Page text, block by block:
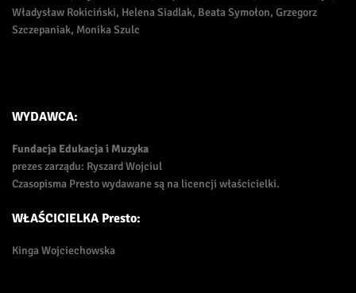
Władysław Rokiciński, Helena Siadlak, Beata Symołon, Grzegorz
Szczepaniak, Monika Szulc
WYDAWCA:
Fundacja Edukacja i Muzyka
prezes zarządu: Ryszard Wojciul
Czasopisma Presto wydawane są na licencji właścicielki.
WŁAŚCICIELKA Presto:
Kinga Wojciechowska